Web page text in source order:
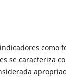
como
se caracteriza